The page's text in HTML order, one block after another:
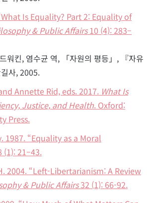
Is Equality? Part 2: Equality of
& Public Affairs10 (4): 283–
워킨, 염수균 역, 「자원의 평등」, 『자유
사, 2005.
Annette Rid, eds. 2017. What Is
Justice, and Health. Oxford:
Press.
1987. “Equality as a Moral
(1): 21–43.
2004. “Left-Libertarianism: A Review
& Public Affairs32 (1): 66-92.